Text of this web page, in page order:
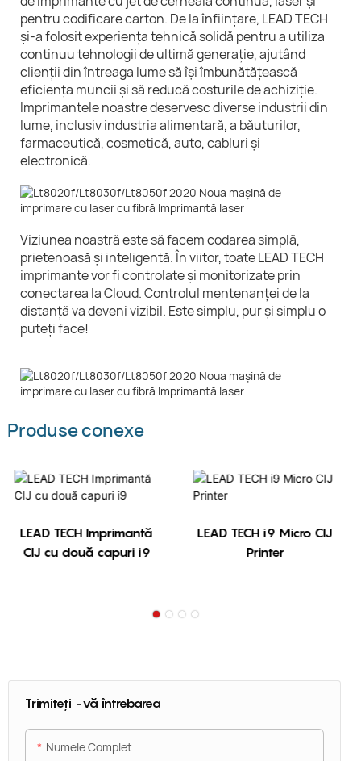
pentru codificare carton. De la înființare, LEAD TECH
și-a folosit experiența tehnică solidă pentru a utiliza
continuu tehnologii de ultimă generație, ajutând
clienții din întreaga lume să își îmbunătățească
eficiența muncii și să reducă costurile de achiziție.
Imprimantele noastre deservesc diverse industrii din
lume, inclusiv industria alimentară, a băuturilor,
farmaceutică, cosmetică, auto, cabluri și
electronică.
Viziunea noastră este să facem codarea simplă,
prietenoasă și inteligentă. În viitor, toate LEAD TECH
imprimante vor fi controlate și monitorizate prin
conectarea la Cloud. Controlul mentenanței de la
distanță va deveni vizibil. Este simplu, pur și simplu o
puteți face!
Produse conexe
LEAD TECH Imprimantă
CIJ cu două capuri i9
LEAD TECH i9 Micro CIJ
Printer
Trimiteți -vă întrebarea
Numele Complet